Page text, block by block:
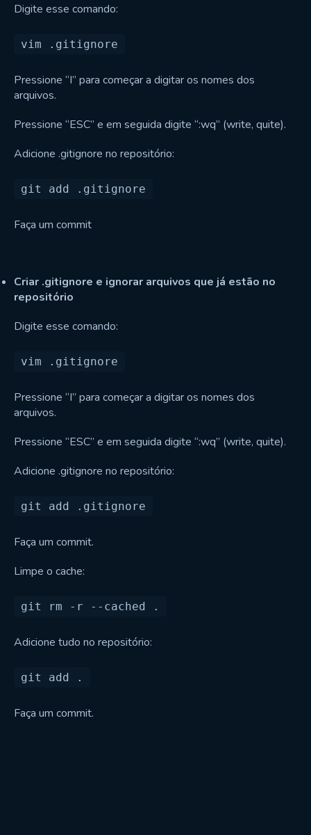
Digite esse comando:
Pressione “I” para começar a digitar os nomes dos
arquivos.
Pressione “ESC” e em seguida digite “:wq” (write, quite).
Adicione .gitignore no repositório:
Faça um commit
Criar .gitignore e ignorar arquivos que já estão no
repositório
Digite esse comando:
Pressione “I” para começar a digitar os nomes dos
arquivos.
Pressione “ESC” e em seguida digite “:wq” (write, quite).
Adicione .gitignore no repositório:
Faça um commit.
Limpe o cache:
Adicione tudo no repositório:
Faça um commit.